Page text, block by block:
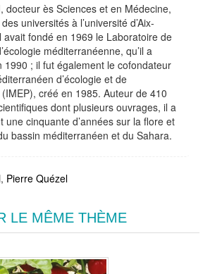
, docteur ès Sciences et en Médecine,
universités à l’université d’Aix‐
avait fondé en 1969 le Laboratoire de
méditerranéenne, qu’il a
1990 ; il fut également le cofondateur
d’écologie et de
créé en 1985. Auteur de 410
dont plusieurs ouvrages, il a
une cinquante d’années sur la flore et
bassin méditerranéen et du Sahara.
, Pierre Quézel
LE MÊME THÈME